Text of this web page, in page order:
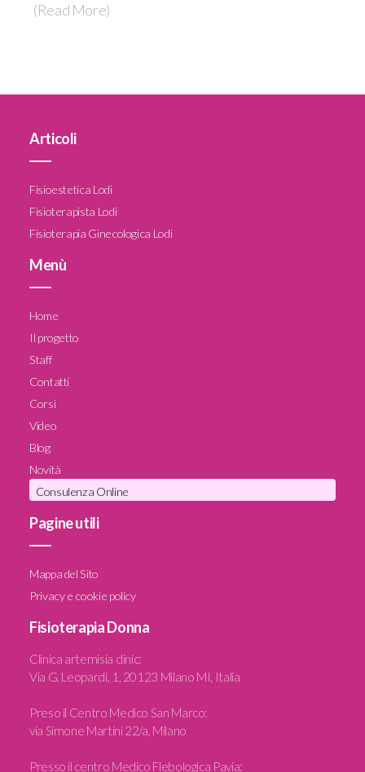
(Read More)
Articoli
Fisioestetica Lodi
Fisioterapista Lodi
Fisioterapia Ginecologica Lodi
Menù
Home
Il progetto
Staff
Contatti
Corsi
Video
Blog
Novità
Consulenza Online
Pagine utili
Mappa del Sito
Privacy e cookie policy
Fisioterapia Donna
Clinica artemisia clinic:
Via G. Leopardi, 1, 20123 Milano MI, Italia
Preso il Centro Medico San Marco:
via Simone Martini 22/a, Milano
Presso il centro Medico Flebologica Pavia: